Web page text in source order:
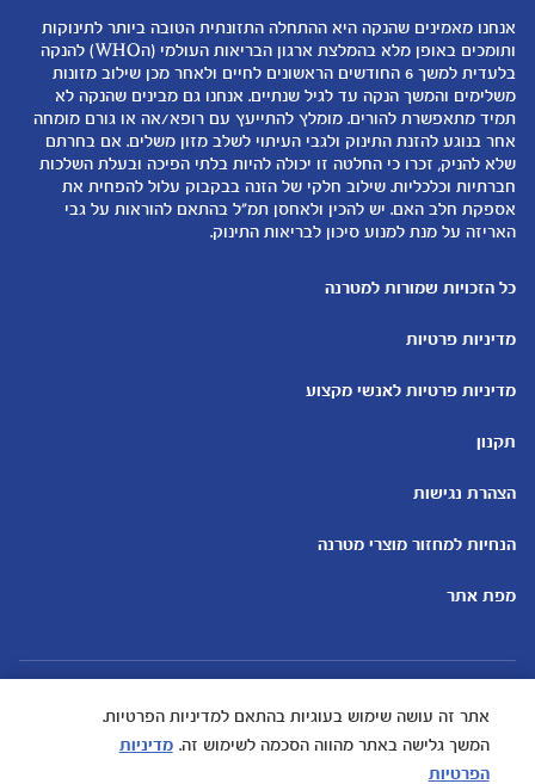
אודות
لموقع متيرنا باللغة العربية
רכישת מוצרים
המוצרים שלנו
קופונים
0-6 חודשים
6-12 חודשים
12-24 חודשים
שמות לתינוקות
התפתחות התינוק
תזונת תינוקות
טיפול בתינוק
הנקה
להיות הורים
מחשבון ביוץ
מחשבון שמות
מחשבון צבע עיניים
אנחנו מאמינים שהנקה היא ההתחלה התזונתית הטובה ביותר לתינוקות
ותומכים באופן מלא בהמלצת ארגון הבריאות העולמי (הWHO) להנקה
בלעדית למשך 6 החודשים הראשונים לחיים ולאחר מכן שילוב מזונות
משלימים והמשך הנקה עד לגיל שנתיים. אנחנו גם מבינים שהנקה לא
תמיד מתאפשרת להורים. מומלץ להתייעץ עם רופא/אה או גורם מומחה
אחר בנוגע להזנת התינוק ולגבי העיתוי לשלב מזון משלים. אם בחרתם
שלא להניק, זכרו כי החלטה זו יכולה להיות בלתי הפיכה ובעלת השלכות
חברתיות וכלכליות. שילוב חלקי של הזנה בבקבוק עלול להפחית את
אספקת חלב האם. יש להכין ולאחסן תמ"ל בהתאם להוראות על גבי
האריזה על מנת למנוע סיכון לבריאות התינוק.
כל הזכויות שמורות למטרנה
מדיניות פרטיות
מדיניות פרטיות לאנשי מקצוע
תקנון
הצהרת נגישות
הנחיות למחזור מוצרי מטרנה
מפת אתר
אתר זה עושה שימוש בעוגיות בהתאם למדיניות הפרטיות.
המשך גלישה באתר מהווה הסכמה לשימוש זה. מדיניות
הפרטיות